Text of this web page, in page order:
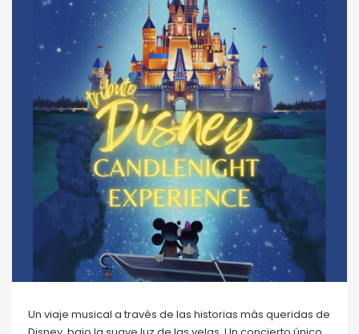
Un viaje musical a través de las historias más queridas de